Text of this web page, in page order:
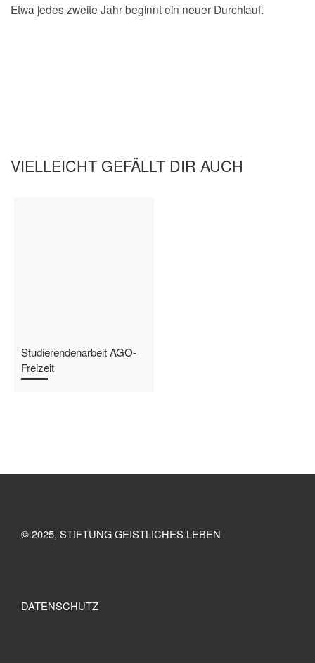
Etwa jedes zweite Jahr beginnt ein neuer Durchlauf.
VIELLEICHT GEFÄLLT DIR AUCH
Studierendenarbeit AGO-
Freizeit
© 2025, STIFTUNG GEISTLICHES LEBEN
DATENSCHUTZ